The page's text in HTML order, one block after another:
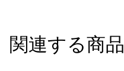
関連する商品